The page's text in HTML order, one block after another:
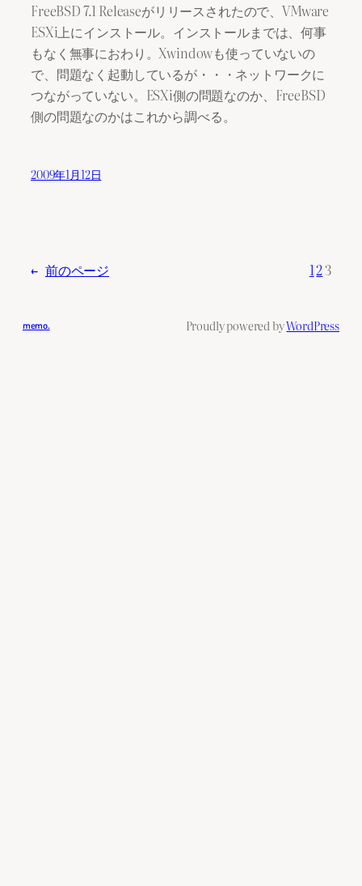
FreeBSD 7.1 Releaseがリリースされたので、VMware
ESXi上にインストール。インストールまでは、何事
もなく無事におわり。Xwindowも使っていないの
で、問題なく起動しているが・・・ネットワークに
つながっていない。ESXi側の問題なのか、FreeBSD
側の問題なのかはこれから調べる。
2009年1月12日
← 前のページ 123
memo. Proudly powered byWordPress